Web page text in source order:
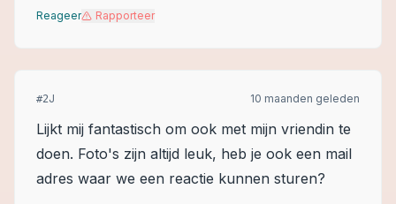
Reageer Rapporteer
#2J 10 maanden geleden
Lijkt mij fantastisch om ook met mijn vriendin te
doen. Foto's zijn altijd leuk, heb je ook een mail
adres waar we een reactie kunnen sturen?